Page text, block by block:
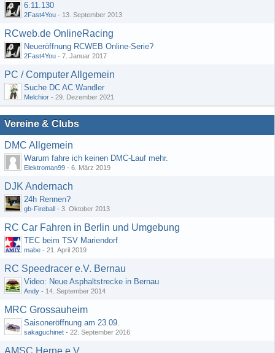
6.11.130
2Fast4You - 13. September 2013
RCweb.de OnlineRacing
Neueröffnung RCWEB Online-Serie?
2Fast4You - 7. Januar 2017
PC / Computer Allgemein
Suche DC AC Wandler
Melchior - 29. Dezember 2021
Vereine & Clubs
DMC Allgemein
Warum fahre ich keinen DMC-Lauf mehr.
Elektroman99 - 6. März 2019
DJK Andernach
24h Rennen?
gb-Fireball - 3. Oktober 2013
RC Car Fahren in Berlin und Umgebung
TEC beim TSV Mariendorf
mabe - 21. April 2019
RC Speedracer e.V. Bernau
Video: Neue Asphaltstrecke in Bernau
Andy - 14. September 2014
MRC Grossauheim
Saisoneröffnung am 23.09.
sakaguchinet - 22. September 2016
AMSC Herne e.V.